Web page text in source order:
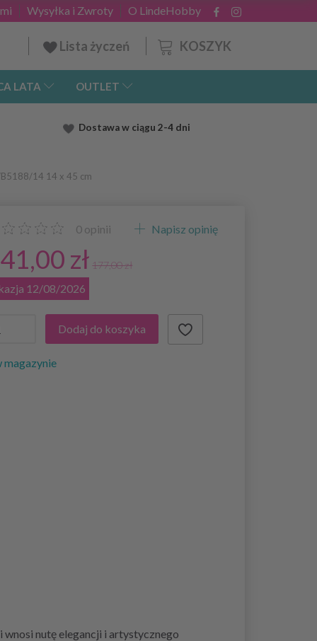
O LindeHobby
Wysyłka i Zwroty
KOSZYK
Lista życzeń
LATA OUTLET
Dostawaw ciągu 2-4 dni
14 14 x 45 cm
0 opinii Napisz opinię
zł 177,00 zł
12/08/2026
Dodaj do koszyka
magazynie
nutę elegancji i artystycznego